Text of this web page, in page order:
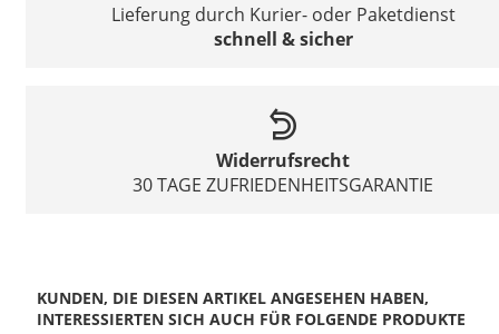
Lieferung durch Kurier- oder Paketdienst
schnell & sicher
Widerrufsrecht
30 TAGE ZUFRIEDENHEITSGARANTIE
KUNDEN, DIE DIESEN ARTIKEL ANGESEHEN HABEN,
INTERESSIERTEN SICH AUCH FÜR FOLGENDE PRODUKTE